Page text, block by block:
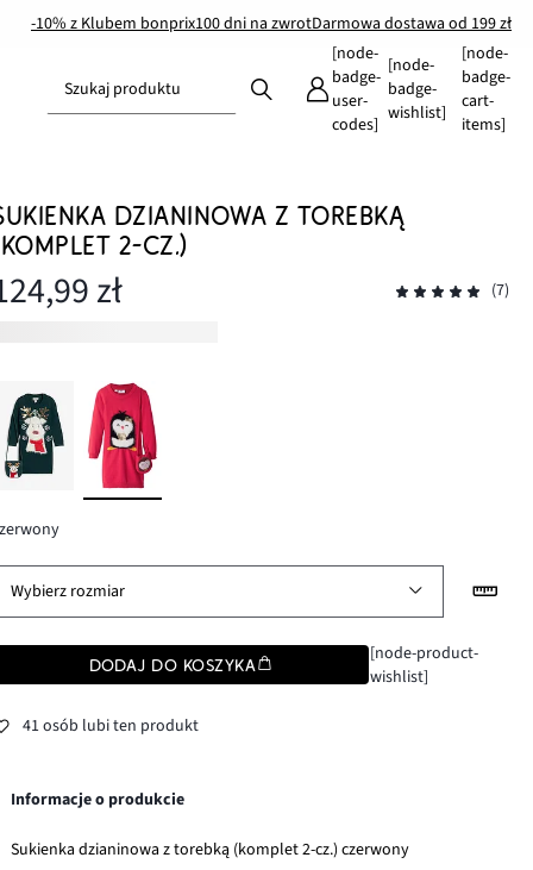
-10% z Klubem bonprix100 dni na zwrotDarmowa dostawa od 199 zł
Szukaj produktu
[node-
badge-
user-
codes]
[node-
badge-
wishlist]
[node-
badge-
cart-
items]
DZIANINOWA Z TOREBKĄ
2-CZ.)
zł (7)
Wybierz rozmiar
DODAJ DO KOSZYKA
[node-product-
wishlist]
41 osób lubi ten produkt
Informacje o produkcie
Sukienka dzianinowa z torebką (komplet 2-cz.) czerwony